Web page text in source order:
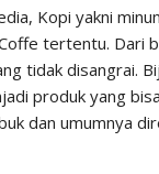
Kopi yakni
tertentu. Dari
tidak disangrai.
produk yang
dan umumnya